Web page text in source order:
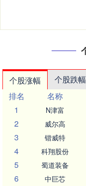
个股涨幅 个股跌幅
排名
名称
1
N津富
2 威尔高
3 锴威特
4 科翔股份
5 蜀道装备
6 中巨芯